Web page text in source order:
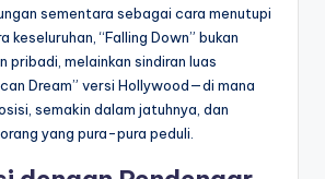
sementara sebagai cara menutupi
keseluruhan, “Falling Down” bukan
pribadi, melainkan sindiran luas
Dream” versi Hollywood—di mana
semakin dalam jatuhnya, dan
yang pura-pura peduli.